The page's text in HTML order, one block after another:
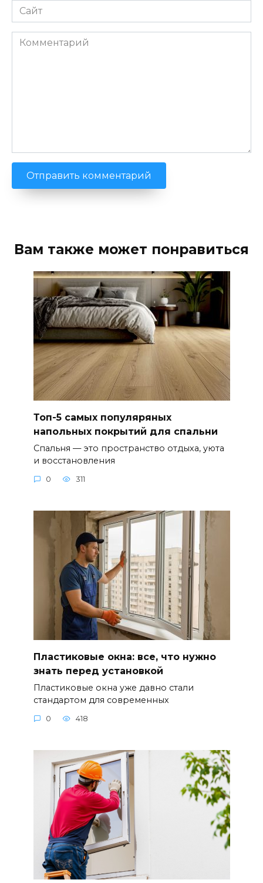
Сайт
Комментарий
Вам также может понравиться
Топ-5 самых популяряных
напольных покрытий для спальни
Спальня — это пространство отдыха, уюта
и восстановления
0 311
Пластиковые окна: все, что нужно
знать перед установкой
Пластиковые окна уже давно стали
стандартом для современных
0 418